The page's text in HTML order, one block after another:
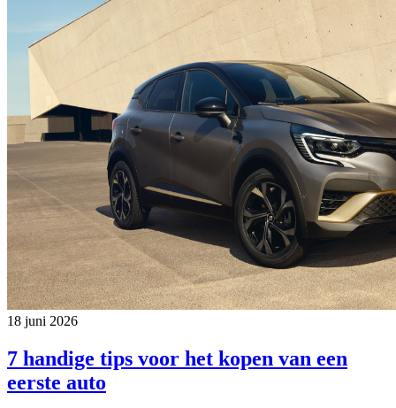
18 juni 2026
7 handige tips voor het kopen van een
eerste auto